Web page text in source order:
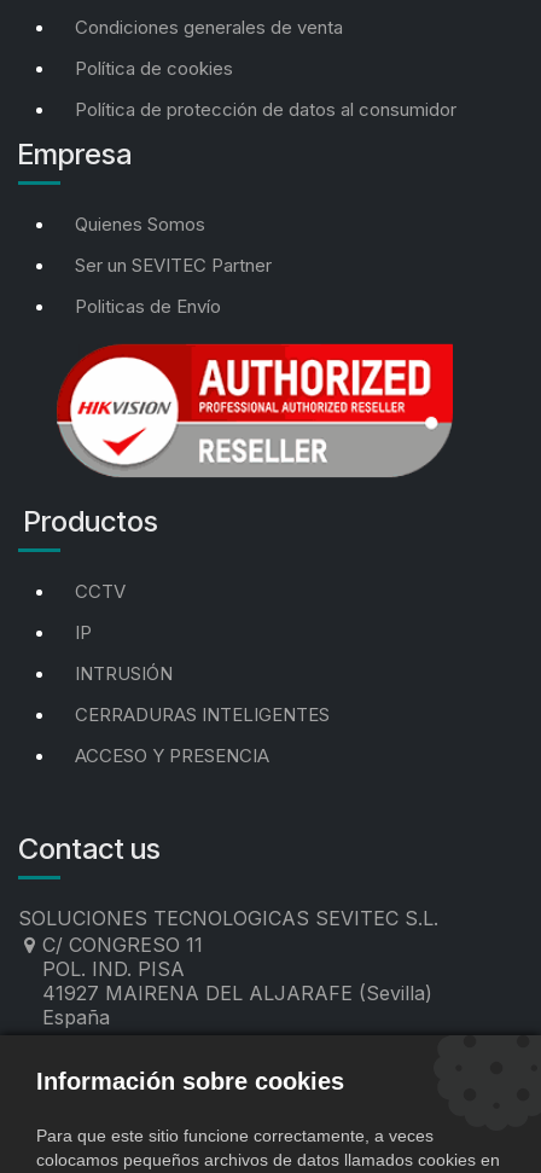
Condiciones generales de venta
Política de cookies
Política de protección de datos al consumidor
Empresa
Quienes Somos
Ser un SEVITEC Partner
Politicas de Envío
Productos
CCTV
IP
INTRUSIÓN
CERRADURAS INTELIGENTES
ACCESO Y PRESENCIA
Contact us
SOLUCIONES TECNOLOGICAS SEVITEC S.L.
C/ CONGRESO 11
POL. IND. PISA
41927 MAIRENA DEL ALJARAFE (Sevilla)
España
contacto@sevitec.es
Información sobre cookies
Para que este sitio funcione correctamente, a veces
colocamos pequeños archivos de datos llamados cookies en